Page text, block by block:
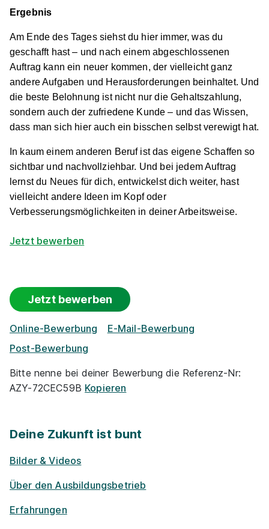
Schnellbewerbung
Maler/-in und Lackierer/-in (m/w/d) Maler Albert
70376 Stuttgart
Schnellbewerbung
Maler/-in und Lackierer/-in (m/w/d)
Schmid GmbH & Co. KG
Schnellbewerbung
e.K. Inh. Peter Luft
01.09.2027
Ergebnis
Am Ende des Tages siehst du hier immer, was du
geschafft hast – und nach einem abgeschlossenen
Auftrag kann ein neuer kommen, der vielleicht ganz
andere Aufgaben und Herausforderungen beinhaltet. Und
die beste Belohnung ist nicht nur die Gehaltszahlung,
sondern auch der zufriedene Kunde – und das Wissen,
dass man sich hier auch ein bisschen selbst verewigt hat.
In kaum einem anderen Beruf ist das eigene Schaffen so
sichtbar und nachvollziehbar. Und bei jedem Auftrag
lernst du Neues für dich, entwickelst dich weiter, hast
vielleicht andere Ideen im Kopf oder
Verbesserungsmöglichkeiten in deiner Arbeitsweise.
Jetzt bewerben
Jetzt bewerben
Online-Bewerbung
E-Mail-Bewerbung
Post-Bewerbung
Bitte nenne bei deiner Bewerbung die Referenz-Nr:
AZY-72CEC59B Kopieren
Deine Zukunft ist bunt
Bilder & Videos
Über den Ausbildungsbetrieb
Erfahrungen